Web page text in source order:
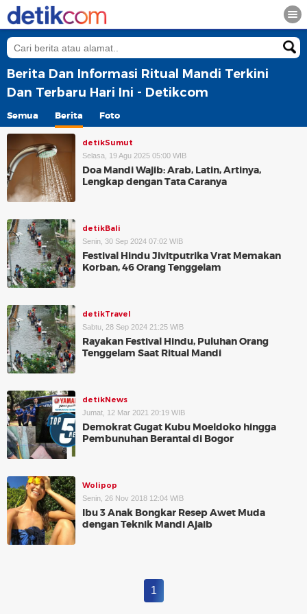
Berita Dan Informasi Ritual Mandi Terkini
Dan Terbaru Hari Ini - Detikcom
Semua Berita Foto
detikSumut
Selasa, 19 Agu 2025 05:00 WIB
Doa Mandi Wajib: Arab, Latin, Artinya,
Lengkap dengan Tata Caranya
detikBali
Senin, 30 Sep 2024 07:02 WIB
Festival Hindu Jivitputrika Vrat Memakan
Korban, 46 Orang Tenggelam
detikTravel
Sabtu, 28 Sep 2024 21:25 WIB
Rayakan Festival Hindu, Puluhan Orang
Tenggelam Saat Ritual Mandi
detikNews
Jumat, 12 Mar 2021 20:19 WIB
Demokrat Gugat Kubu Moeldoko hingga
Pembunuhan Berantai di Bogor
Wolipop
Senin, 26 Nov 2018 12:04 WIB
Ibu 3 Anak Bongkar Resep Awet Muda
dengan Teknik Mandi Ajaib
1